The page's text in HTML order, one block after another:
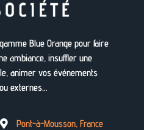
Blue Orange pour faire
ambiance, insuffler une
animer vos événements
externes…
Pont-à-Mousson, France